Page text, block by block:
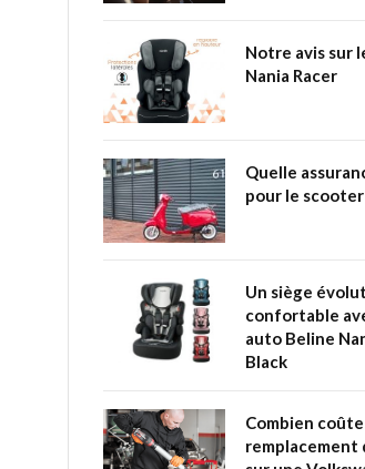
Notre avis sur
Nania Racer
Quelle
pour le
Un siège
confortable
auto Beline
Black
Combien
remplacement